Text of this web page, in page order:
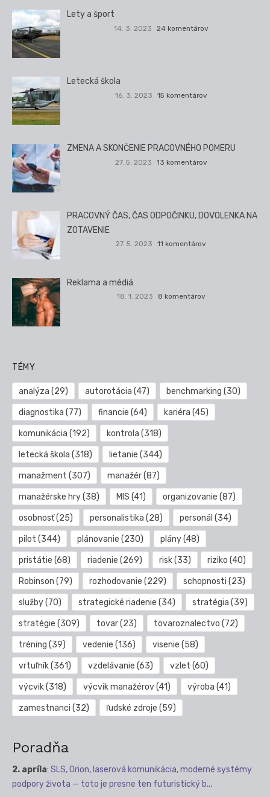
Lety a šport
14. 3. 2023 24 komentárov
Letecká škola
16. 3. 2023 15 komentárov
ZMENA A SKONČENIE PRACOVNÉHO POMERU
27. 5. 2023 13 komentárov
PRACOVNÝ ČAS, ČAS ODPOČINKU, DOVOLENKA NA
ZOTAVENIE
27. 5. 2023 11 komentárov
Reklama a médiá
18. 1. 2023 8 komentárov
TÉMY
analýza (29) autorotácia (47) benchmarking (30)
diagnostika (77) financie (64) kariéra (45)
komunikácia (192) kontrola (318)
letecká škola (318) lietanie (344)
manažment (307) manažér(87)
manažérske hry(38) MIS (41) organizovanie (87)
osobnosť(25) personalistika (28) personál (34)
pilot (344) plánovanie (230) plány(48)
pristátie (68) riadenie (269) risk(33) riziko (40)
Robinson (79) rozhodovanie (229) schopnosti (23)
služby(70) strategické riadenie (34) stratégia (39)
stratégie (309) tovar(23) tovaroznalectvo (72)
tréning (39) vedenie (136) visenie (58)
vrtuľník(361) vzdelávanie (63) vzlet (60)
výcvik(318) výcvik manažérov(41) výroba (41)
zamestnanci (32) ľudské zdroje (59)
Poradňa
2. apríla: SLS, Orion, laserová komunikácia, moderné systémy
podpory života — toto je presne ten futuristický b...